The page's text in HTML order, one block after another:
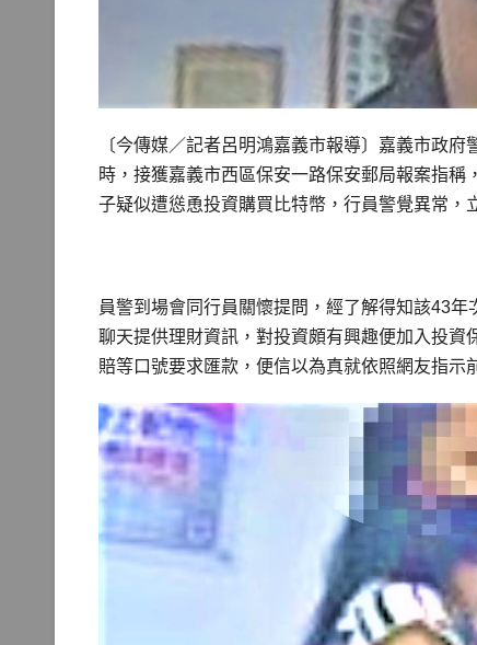
〔今傳媒／記者呂明鴻嘉義市報導〕嘉義市政
時，接獲嘉義市西區保安一路保安郵局報案指
子疑似遭慫恿投資購買比特幣，行員警覺異常，
員警到場會同行員關懷提問，經了解得知該43
聊天提供理財資訊，對投資頗有興趣便加入投
賠等口號要求匯款，便信以為真就依照網友指示